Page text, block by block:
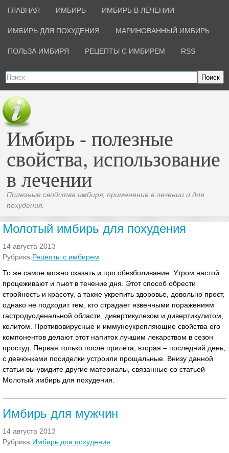
ГЛАВНАЯ ИМБИРЬ ИМБИРЬ В ЛЕЧЕНИИ
ИМБИРЬ ДЛЯ ПОХУДЕНИЯ МАРИНОВАННЫЙ ИМБИРЬ
ПОЛЬЗА ИМБИРЯ РЕЦЕПТЫ С ИМБИРЕМ RSS
Поиск
Имбирь - полезные
свойства, использование
в лечении
Полезные свойства имбиря, применение в лечении и для
похудения.
Молотый имбирь для похудения
14 августа 2013
Рубрика:Рецепты с имбирем
То же самое можно сказать и про обезболивание. Утром настой
процеживают и пьют в течение дня. Этот способ обрести
стройность и красоту, а также укрепить здоровье, довольно прост,
однако не подходит тем, кто страдает язвенными поражениям
гастродуоденальной области, дивертикулезом и дивертикулитом,
колитом. Противовирусные и иммуноукрепляющие свойства его
компонентов делают этот напиток лучшим лекарством в сезон
простуд. Первая только после прилёта, вторая – последний день,
с девчонками посиделки устроили прощальные. Внизу данной
статьи вы увидите другие материалы, связанные со статьей
Молотый имбирь для похудения.
Имбирь для мужчин
14 августа 2013
Рубрика:Имбирь для похудения